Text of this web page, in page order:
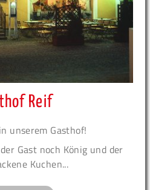
Reif
unserem Gasthof!
Gast noch König und der
Kuchen...